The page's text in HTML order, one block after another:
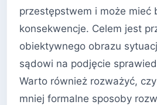
przestępstwem i może mieć
konsekwencje. Celem jest
obiektywnego obrazu
sądowi na podjęcie
Warto również rozważyć,
mniej formalne sposoby